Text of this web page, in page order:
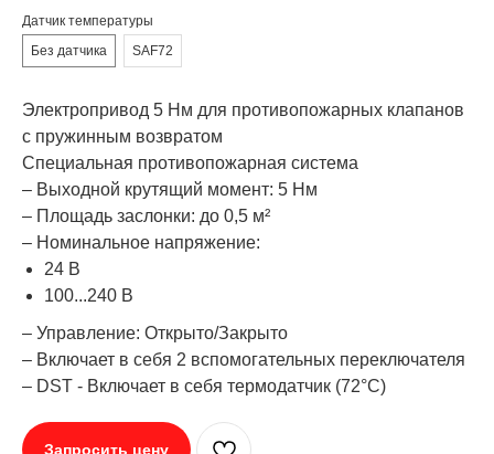
Датчик температуры
Без датчика
SAF72
Электропривод 5 Нм для противопожарных клапанов
с пружинным возвратом
Специальная противопожарная система
– Выходной крутящий момент: 5 Нм
– Площадь заслонки: до 0,5 м²
– Номинальное напряжение:
24 В
100...240 В
– Управление: Открыто/Закрыто
– Включает в себя 2 вспомогательных переключателя
– DST - Включает в себя термодатчик (72°C)
Запросить цену